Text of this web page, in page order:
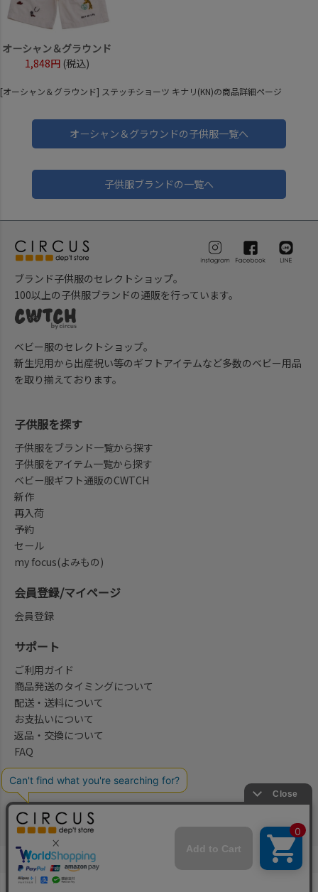
オーシャン＆グラウンド
1,848円 (税込)
[オーシャン＆グラウンド] ステッチショーツ キナリ(KN)の商品詳細ページ
オーシャン＆グラウンドの子供服一覧へ
子供服ブランドの一覧へ
ブランド子供服のセレクトショップ。
100以上の子供服ブランドの通販を行っています。
ベビー服のセレクトショップ。
新生児用から出産祝い等のギフトアイテムなど多数のベビー用品
を取り揃えております。
会社概要/お問合せ先
子供服を探す
子供服をブランド一覧から探す
子供服をアイテム一覧から探す
ベビー服ギフト通販のCWTCH
新作
再入荷
予約
セール
my focus(よみもの)
会員登録/マイページ
会員登録
サポート
ご利用ガイド
商品発送のタイミングについて
配送・送料について
お支払いについて
返品・交換について
FAQ
法律に基づく表示 プライバシーポリシー
©2004-2026 子供服・キッズ服の通販Circus All Rights reserved.